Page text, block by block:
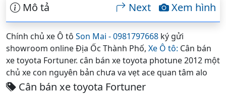
Mô tả Xem hình
Next
Chính chủ xe Ô tô Son Mai - 0981797668 ký gửi
showroom online Địa Ốc Thành Phố, Xe Ô tô: Cân bán
xe toyota Fortuner. cân bán xe toyota photune 2012 một
chủ xe con nguyên bản chưa va vẹt ace quan tâm alo
Cân bán xe toyota Fortuner